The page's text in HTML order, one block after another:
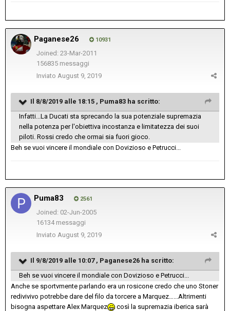
Paganese26 10931
Joined: 23-Mar-2011
156835 messaggi
Inviato August 9, 2019
Il 8/8/2019 alle 18:15 , Puma83 ha scritto:
Infatti...La Ducati sta sprecando la sua potenziale supremazia
nella potenza per l'obiettiva incostanza e limitatezza dei suoi
piloti. Rossi credo che ormai sia fuori gioco.
Beh se vuoi vincere il mondiale con Dovizioso e Petrucci...
Puma83 2561
Joined: 02-Jun-2005
16134 messaggi
Inviato August 9, 2019
Il 9/8/2019 alle 10:07 , Paganese26 ha scritto:
Beh se vuoi vincere il mondiale con Dovizioso e Petrucci...
Anche se sportvmente parlando era un rosicone credo che uno Stoner
redivivivo potrebbe dare del filo da torcere a Marquez…...Altrimenti
bisogna aspettare Alex Marquez
così la supremazia iberica sarà